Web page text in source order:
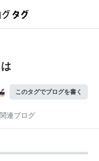
このタグでブログを書く
関連ブログ